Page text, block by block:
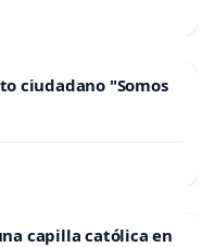
ciudadano "Somos
capilla católica en